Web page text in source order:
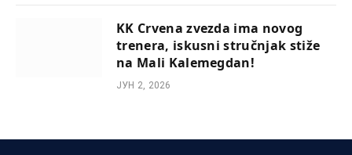
KK Crvena zvezda ima novog
trenera, iskusni stručnjak stiže
na Mali Kalemegdan!
ЈУН 2, 2026